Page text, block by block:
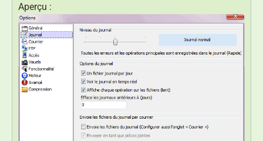
Aperçu :